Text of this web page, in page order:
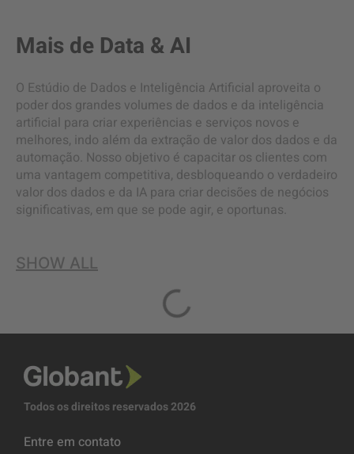
Mais de Data & AI
O Estúdio de Dados e Inteligência Artificial aproveita o
poder dos grandes volumes de dados e da inteligência
artificial para criar experiências e serviços novos e
melhores, indo além da extração de valor dos dados e da
automação. Nosso objetivo é capacitar os clientes com
uma vantagem competitiva, desbloqueando o verdadeiro
valor dos dados e da IA para criar decisões de negócios
significativas, em que se pode agir, e oportunas.
SHOW ALL
Todos os direitos reservados 2026
Entre em contato